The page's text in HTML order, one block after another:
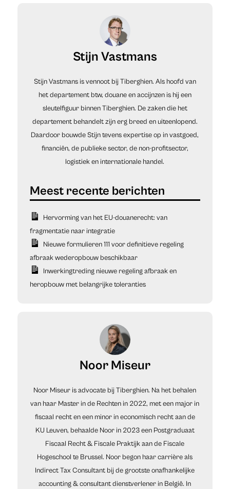
Stijn Vastmans
Stijn Vastmans is vennoot bij Tiberghien. Als hoofd van
het departement btw, douane en accijnzen is hij een
sleutelfiguur binnen Tiberghien. De zaken die het
departement behandelt zijn erg breed en uiteenlopend.
Daardoor bouwde Stijn tevens expertise op in vastgoed,
financiën, de publieke sector, de non-profitsector,
logistiek en internationale handel.
Hervorming van het EU-douanerecht: van
fragmentatie naar integratie
Nieuwe formulieren 111 voor definitieve regeling
afbraak wederopbouw beschikbaar
Inwerkingtreding nieuwe regeling afbraak en
heropbouw met belangrijke toleranties
Noor Miseur
Noor Miseur is advocate bij Tiberghien. Na het behalen
van haar Master in de Rechten in 2022, met een major in
fiscaal recht en een minor in economisch recht aan de
KU Leuven, behaalde Noor in 2023 een Postgraduaat
Fiscaal Recht & Fiscale Praktijk aan de Fiscale
Hogeschool te Brussel. Noor begon haar carrière als
Indirect Tax Consultant bij de grootste onafhankelijke
accounting & consultant dienstverlener in België. In